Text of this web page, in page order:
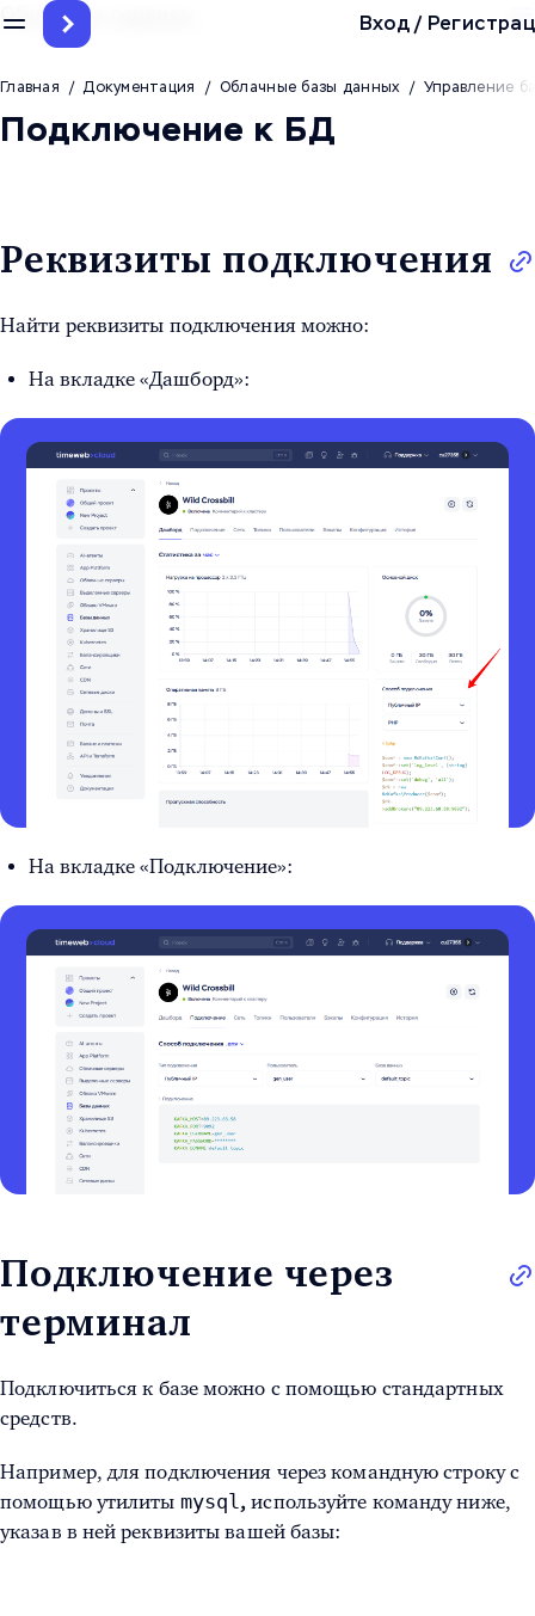
Вход/
Облачные сервисы
Главная / Документация / Облачные базы данных / Управление
Подключение к БД
Реквизиты подключения
Найти реквизиты подключения можно:
На вкладке «Дашборд»:
На вкладке «Подключение»:
Подключение через
терминал
Подключиться к базе можно с помощью стандартных
средств.
Например, для подключения через командную строку с
помощью утилиты mysql,используйте команду ниже,
указав в ней реквизиты вашей базы: